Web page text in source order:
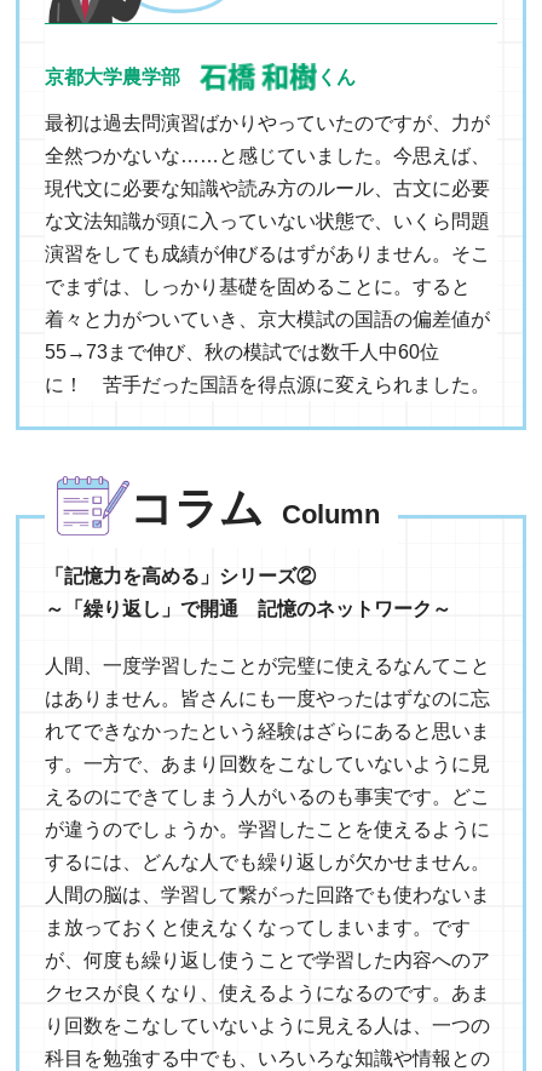
京都大学農学部 くん
最初は過去問演習ばかりやっていたのですが、力が
全然つかないな……と感じていました。今思えば、
現代文に必要な知識や読み方のルール、古文に必要
な文法知識が頭に入っていない状態で、いくら問題
演習をしても成績が伸びるはずがありません。そこ
でまずは、しっかり基礎を固めることに。すると
着々と力がついていき、京大模試の国語の偏差値が
55→73まで伸び、秋の模試では数千人中60位
に！ 苦手だった国語を得点源に変えられました。
コラム Column
「記憶力を高める」シリーズ②
～「繰り返し」で開通 記憶のネットワーク～
人間、一度学習したことが完璧に使えるなんてこと
はありません。皆さんにも一度やったはずなのに忘
れてできなかったという経験はざらにあると思いま
す。一方で、あまり回数をこなしていないように見
えるのにできてしまう人がいるのも事実です。どこ
が違うのでしょうか。学習したことを使えるように
するには、どんな人でも繰り返しが欠かせません。
人間の脳は、学習して繋がった回路でも使わないま
ま放っておくと使えなくなってしまいます。です
が、何度も繰り返し使うことで学習した内容へのア
クセスが良くなり、使えるようになるのです。あま
り回数をこなしていないように見える人は、一つの
科目を勉強する中でも、いろいろな知識や情報との